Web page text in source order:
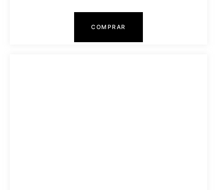
COMPRAR